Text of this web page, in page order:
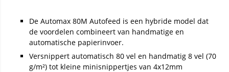
De Automax 80M Autofeed is een hybride model dat
de voordelen combineert van handmatige en
automatische papierinvoer.
Versnippert automatisch 80 vel en handmatig 8 vel (70
g/m²) tot kleine minisnippertjes van 4x12mm